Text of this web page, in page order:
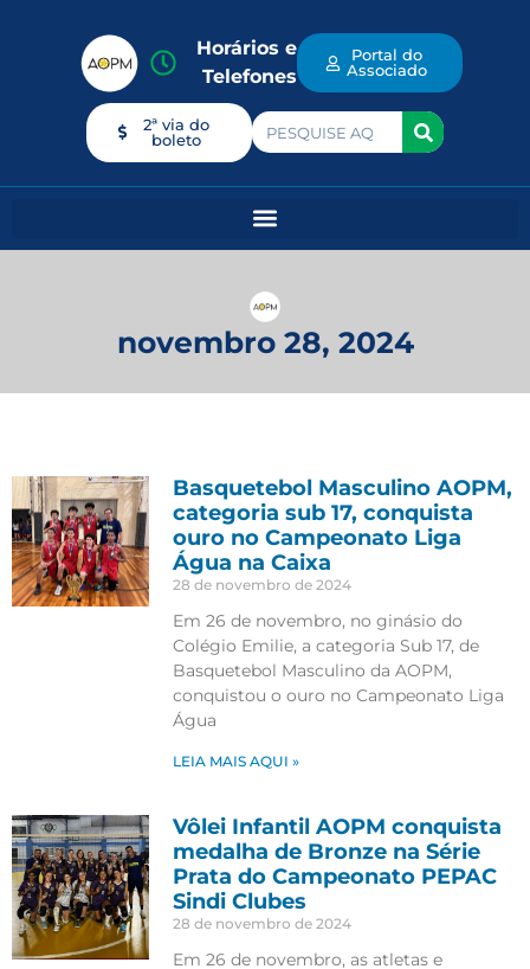
Horários e
Telefones
Portal do
Associado
2ª via do
boleto
novembro 28, 2024
Basquetebol Masculino AOPM,
categoria sub 17, conquista
ouro no Campeonato Liga
Água na Caixa
28 de novembro de 2024
Em 26 de novembro, no ginásio do
Colégio Emilie, a categoria Sub 17, de
Basquetebol Masculino da AOPM,
conquistou o ouro no Campeonato Liga
Água
LEIA MAIS AQUI »
Vôlei Infantil AOPM conquista
medalha de Bronze na Série
Prata do Campeonato PEPAC
Sindi Clubes
28 de novembro de 2024
Em 26 de novembro, as atletas e